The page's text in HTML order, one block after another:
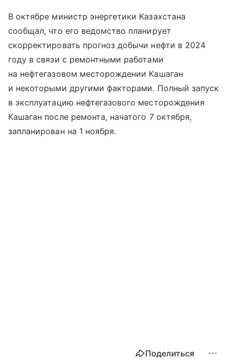
В октябре министр энергетики Казахстана
сообщал, что его ведомство планирует
скорректировать прогноз добычи нефти в 2024
году в связи с ремонтными работами
на нефтегазовом месторождении Кашаган
и некоторыми другими факторами. Полный запуск
в эксплуатацию нефтегазового месторождения
Кашаган после ремонта, начатого 7 октября,
запланирован на 1 ноября.
Поделиться